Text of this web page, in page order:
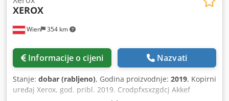
Wien 354 km
XEROX
Informacije o cijeni Nazvati
Stanje: dobar (rabljeno), Godina proizvodnje: 2019, Kopirni
uređaj Xerox, god. pribl. 2019. Crodpfxsxzgdcj Akkef